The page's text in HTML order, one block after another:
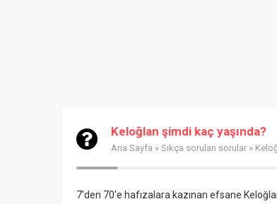
Keloğlan şimdi kaç yaşında?
Ana Sayfa » Sıkça sorulan sorular »
7'den 70'e hafızalara kazınan efsane